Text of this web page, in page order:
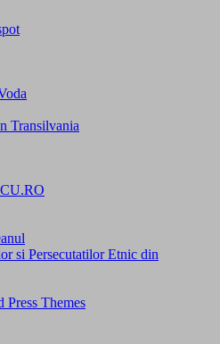
Transilvania
si Persecutatilor Etnic din
Themes